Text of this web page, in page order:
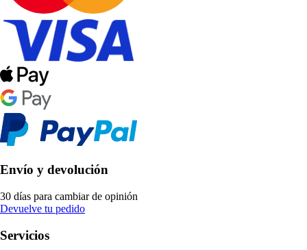
Envío y devolución
30 días para cambiar de opinión
Devuelve tu pedido
Servicios